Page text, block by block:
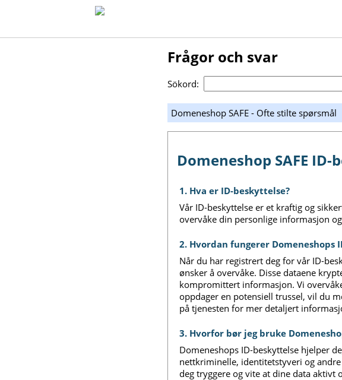
Frågor och svar
Sökord:
Domeneshop SAFE - Ofte stilte spørsmål
Domeneshop SAFE
1. Hva er ID-beskyttelse?
Vår ID-beskyttelse er et kraftig og
overvåke din personlige informasjon
2. Hvordan fungerer Domeneshops
Når du har registrert deg for vår ID-
ønsker å overvåke. Disse dataene
kompromittert informasjon. Vi
oppdager en potensiell trussel, vil du
på tjenesten for mer detaljert
3. Hvorfor bør jeg bruke
Domeneshops ID-beskyttelse hjelper
nettkriminelle, identitetstyveri og
deg tryggere og vite at dine data aktivt